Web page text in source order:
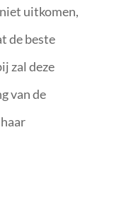
uitkomen,
de beste
zal deze
van de